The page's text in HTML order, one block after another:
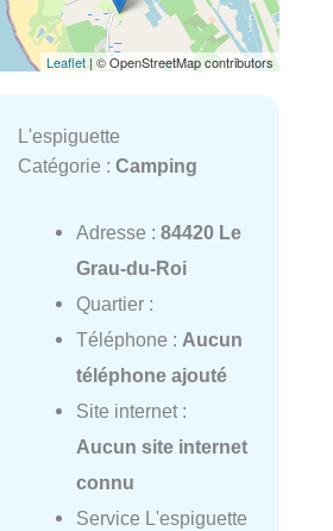
Leaflet | © OpenStreetMap contributors
L'espiguette
Catégorie : Camping
Adresse : 84420 Le
Grau-du-Roi
Quartier :
Téléphone : Aucun
téléphone ajouté
Site internet :
Aucun site internet
connu
Service L'espiguette